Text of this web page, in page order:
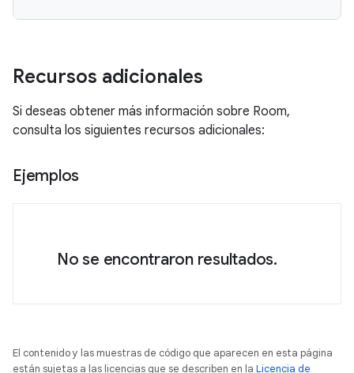
Recursos adicionales
Si deseas obtener más información sobre Room,
consulta los siguientes recursos adicionales:
Ejemplos
No se encontraron resultados.
El contenido y las muestras de código que aparecen en esta página
están sujetas a las licencias que se describen en la Licencia de